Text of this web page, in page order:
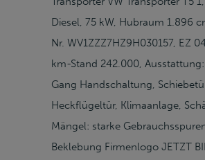
Diesel, 75 kW, Hubraum 1.896
Nr. WV1ZZZ7HZ9H030157, EZ
km-Stand 242.000, Ausstattung:
Gang Handschaltung,
Heckflügeltür, Klimaanlage,
Mängel: starke
Beklebung Firmenlogo JETZT